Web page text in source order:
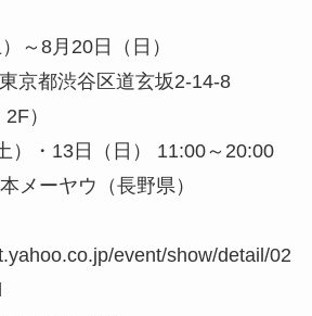
～8月20日（日）
京都渋谷区道玄坂2-14-8
）
）・13日（日） 11:00～20:00
メーヤウ（長野県）
event/show/detail/02